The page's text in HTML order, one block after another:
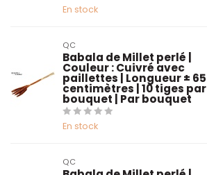
En stock
QC
Babala de Millet perlé |
Couleur : Cuivré avec
paillettes | Longueur ± 65
centimètres | 10 tiges par
bouquet | Par bouquet
En stock
QC